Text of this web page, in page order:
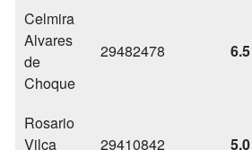
Celmira
Alvares
de
Choque
29482478 6.5
Rosario
Vilca
29410842 5.0